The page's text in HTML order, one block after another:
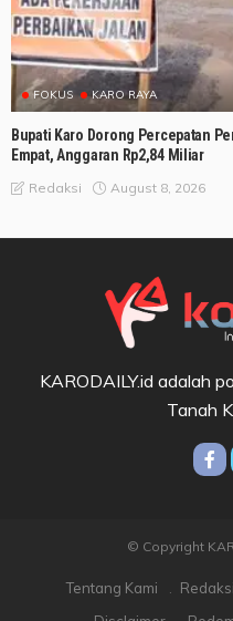
FOKUS KARO RAYA
Bupati Karo Dorong Percepatan
Empat, Anggaran Rp2,84 Miliar
Redaksi August 8, 2026
KARODAILY.id adalah
Tanah
© Copyright
Tentang Kami Redaksi